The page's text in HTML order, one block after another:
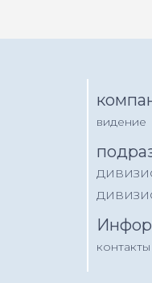
видение
контакты